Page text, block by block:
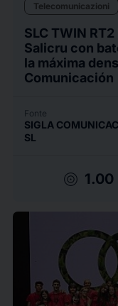
Telecomunicazioni
SLC TWIN
Salicru con
la máxima
Comunicación
Fonte
SIGLA
SL
target 1.00